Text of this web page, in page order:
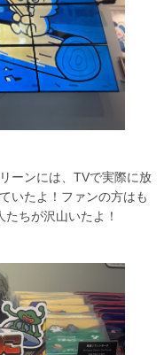
ーンには、TVで実際に放
いたよ！ファンの方はも
ちが沢山いたよ！